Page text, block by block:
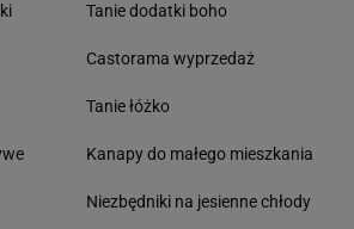
Tanie dodatki boho
Castorama wyprzedaż
Tanie łóżko
Kanapy do małego mieszkania
Niezbędniki na jesienne chłody